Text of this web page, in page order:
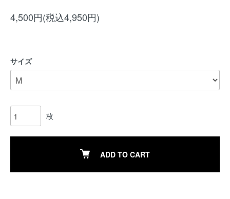
4,500円(税込4,950円)
サイズ
枚
ADD TO CART